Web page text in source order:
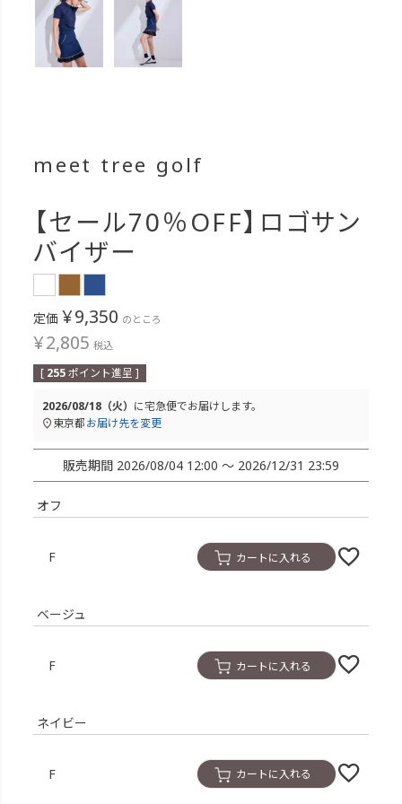
meet tree golf
【セール70％OFF】ロゴサン
バイザー
定価 ¥9,350 のところ
¥2,805 税込
[ 255ポイント進呈 ]
2026/08/18（火） に宅急便でお届けします。
東京都お届け先を変更
販売期間 2026/08/04 12:00 〜 2026/12/31 23:59
オフ
F カートに入れる
ベージュ
F カートに入れる
ネイビー
F カートに入れる